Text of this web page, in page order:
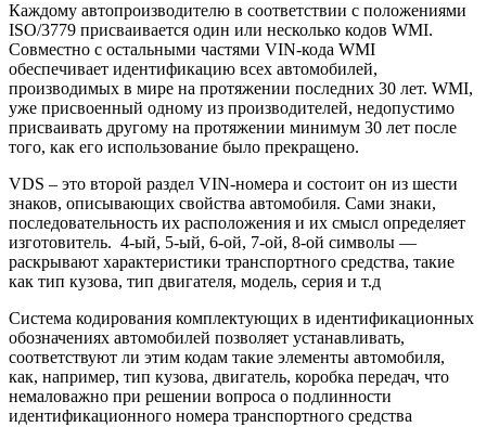
Каждому автопроизводителю в соответствии с положениями
ISO/3779 присваивается один или несколько кодов WMI.
Совместно с остальными частями VIN-кода WMI
обеспечивает идентификацию всех автомобилей,
производимых в мире на протяжении последних 30 лет. WMI,
уже присвоенный одному из производителей, недопустимо
присваивать другому на протяжении минимум 30 лет после
того, как его использование было прекращено.
VDS – это второй раздел VIN-номера и состоит он из шести
знаков, описывающих свойства автомобиля. Сами знаки,
последовательность их расположения и их смысл определяет
изготовитель. 4-ый, 5-ый, 6-ой, 7-ой, 8-ой символы —
раскрывают характеристики транспортного средства, такие
как тип кузова, тип двигателя, модель, серия и т.д
Система кодирования комплектующих в идентификационных
обозначениях автомобилей позволяет устанавливать,
соответствуют ли этим кодам такие элементы автомобиля,
как, например, тип кузова, двигатель, коробка передач, что
немаловажно при решении вопроса о подлинности
идентификационного номера транспортного средства